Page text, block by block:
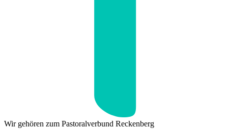
Wir gehören zum Pastoralverbund Reckenberg